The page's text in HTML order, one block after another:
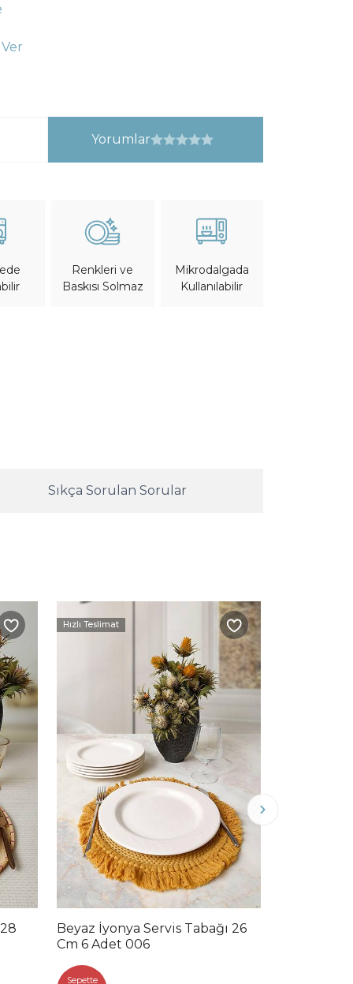
Yorumlar
Renkleri ve
Baskısı Solmaz
Mikrodalgada
Kullanılabilir
Sıkça Sorulan Sorular
Hızlı Teslimat
Beyaz İyonya Servis Tabağı 26
Cm 6 Adet 006
Sepette